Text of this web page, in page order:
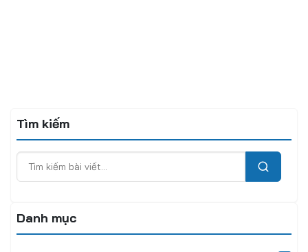
Tìm kiếm
Danh mục